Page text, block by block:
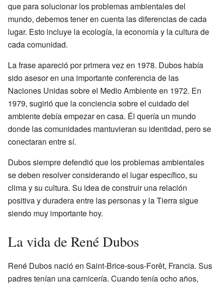
que para solucionar los problemas ambientales del
mundo, debemos tener en cuenta las diferencias de cada
lugar. Esto incluye la ecología, la economía y la cultura de
cada comunidad.
La frase apareció por primera vez en 1978. Dubos había
sido asesor en una importante conferencia de las
Naciones Unidas sobre el Medio Ambiente en 1972. En
1979, sugirió que la conciencia sobre el cuidado del
ambiente debía empezar en casa. Él quería un mundo
donde las comunidades mantuvieran su identidad, pero se
conectaran entre sí.
Dubos siempre defendió que los problemas ambientales
se deben resolver considerando el lugar específico, su
clima y su cultura. Su idea de construir una relación
positiva y duradera entre las personas y la Tierra sigue
siendo muy importante hoy.
La vida de René Dubos
René Dubos nació en Saint-Brice-sous-Forêt, Francia. Sus
padres tenían una carnicería. Cuando tenía ocho años,